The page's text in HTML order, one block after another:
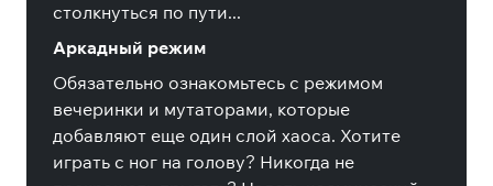
столкнуться по пути...
Аркадный режим
Обязательно ознакомьтесь с режимом
вечеринки и мутаторами, которые
добавляют еще один слой хаоса. Хотите
играть с ног на голову? Никогда не